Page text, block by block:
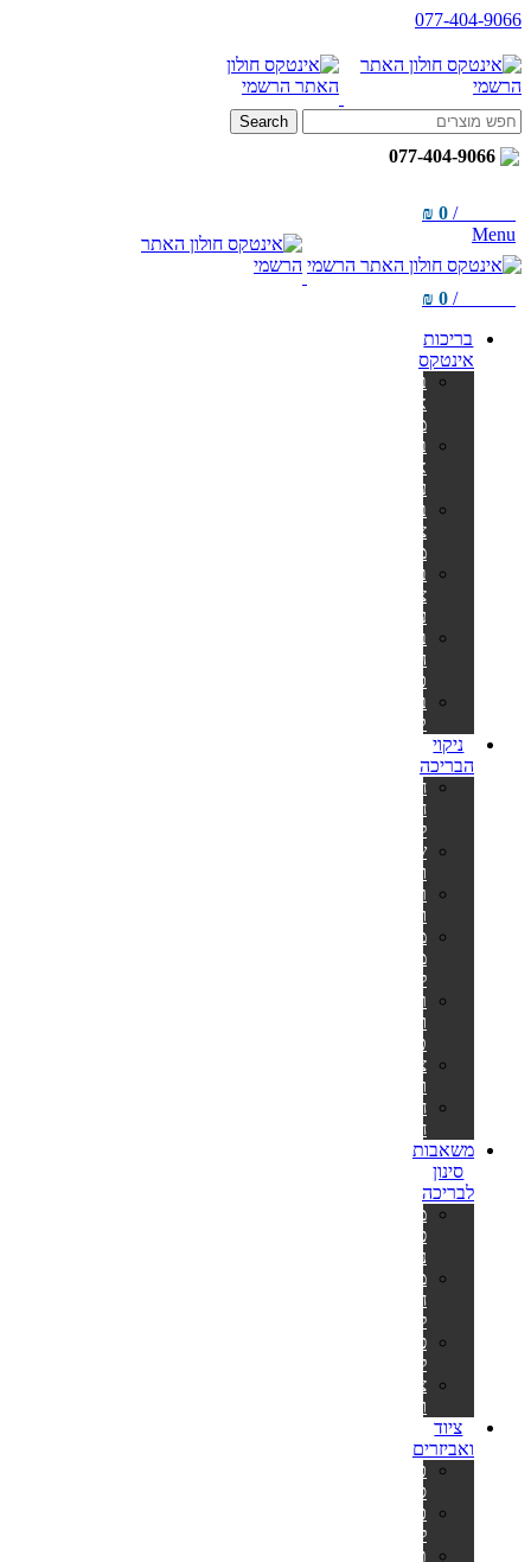
077-404-9066
Search
077-404-9066
/
₪ 0
Menu
/
₪ 0
בריכות
אינטקס
בריכות
אולטרה
מלבניות
בריכות
אולטרה
עגולות
בריכות
צינורות
מלבניות
בריכות
צינורות
עגולות
בריכות
הכל
כלול
בריכות
קערה
ניקוי
הבריכה
חומרי
חיטוי
לבריכה
שואבים
וסקימרים
רובוטים
ושואבים
מערכות
מלח
לבריכה
רשתות
ומוטות
טלסקופיים
צינורות
ומתאמים
חבילות
חומרים
משאבות
סינון
לבריכה
משאבות
פילטר
נייר
משאבות
חול
לבריכה
פילטרים
למשאבות
צינורות
ומתאמים
ציוד
ואביזרים
כיסויים
סולאריים
כיסויים
לבריכה
תחתיות